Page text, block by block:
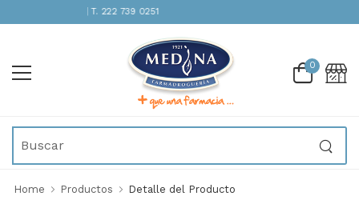
INMEDIATA | T. 222 739 0251
0
Home Productos Detalle del Producto